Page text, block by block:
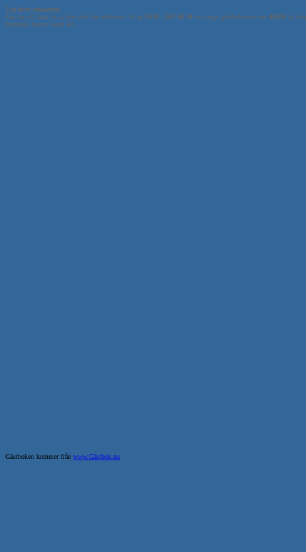
Tag bort reklamen
Om du vill kan du ta bort den här reklamen. Ring 0939 - 102 40 40 och ange gästboksnummer 48038 så
Samtalet kostar exakt 40:-
Gästboken kommer från www.Gästbok.nu